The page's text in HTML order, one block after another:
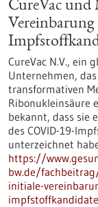
CureVac
CureVac N.V., ein
Unternehmen,
transformativen
Ribonukleinsäure
bekannt, dass sie
des COVID-19-
unterzeichnet
https://
bw.de/
initiale-